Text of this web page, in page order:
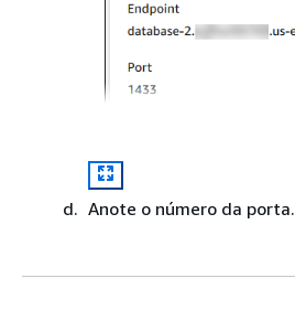
Anote o número da porta.